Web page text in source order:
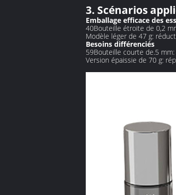
3. Scénarios
Emballage efficace des
40Bouteille étroite de 0,2
Modèle léger de 47 g:
Besoins différenciés
59Bouteille courte de.5
Version épaissie de 70 g: